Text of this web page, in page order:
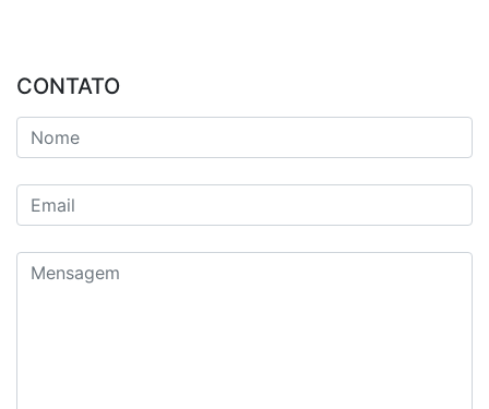
CONTATO